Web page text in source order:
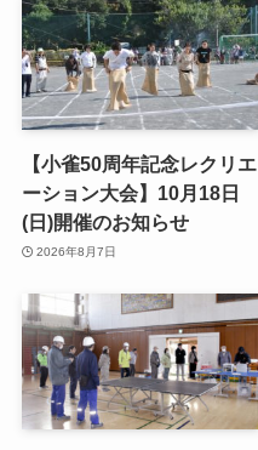
【小雀50周年記念レクリエ
ーション大会】10月18日
(日)開催のお知らせ
2026年8月7日